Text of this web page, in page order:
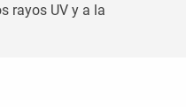
rayos UV y a la